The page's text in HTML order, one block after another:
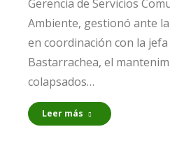
Gerencia de Servicios
Ambiente, gestionó ante la
en coordinación con la
Bastarrachea, el
colapsados…
Leer más